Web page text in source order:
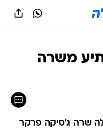
משרה
שרה ג'סיקה פרקר